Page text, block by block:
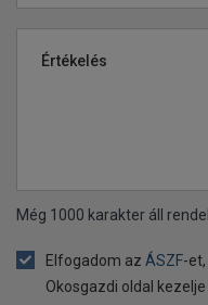
Értékelés
Még 1000 karakter áll
Elfogadom az ÁSZF-
Okosgazdi oldal